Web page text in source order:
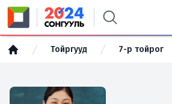
Тойргууд 7-р тойрог